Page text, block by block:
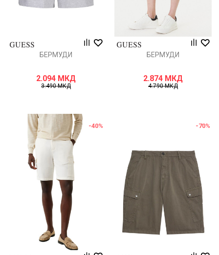
БЕРМУДИ
2.094 МКД
3.490МКД
БЕРМУДИ
2.874 МКД
4.790МКД
-40% -70%